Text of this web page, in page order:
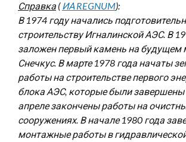
Справка (ИА REGNUM):
В 1974 году начались
строительству Игналинской АЭС. В
заложен первый камень на будущем
Снечкус. В марте 1978 года начаты
работы на строительстве первого
блока АЭС, которые были завершены
апреле закончены работы на
сооружениях. В начале 1980 года
монтажные работы в